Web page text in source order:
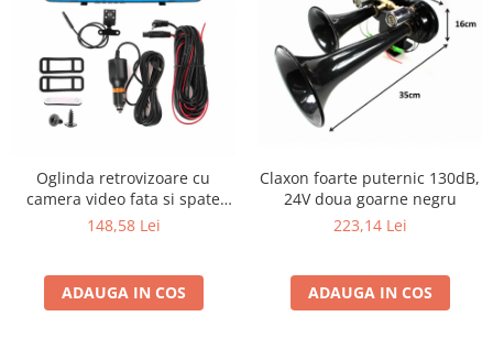
Oglinda retrovizoare cu
camera video fata si spate
1080p
148,58 Lei
ADAUGA IN COS
Claxon foarte puternic 130dB,
24V doua goarne negru
223,14 Lei
ADAUGA IN COS